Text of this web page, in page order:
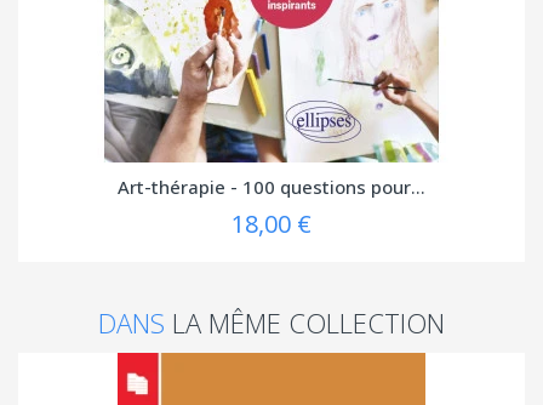
Art-thérapie - 100 questions pour...
18,00 €
DANS LA MÊME COLLECTION